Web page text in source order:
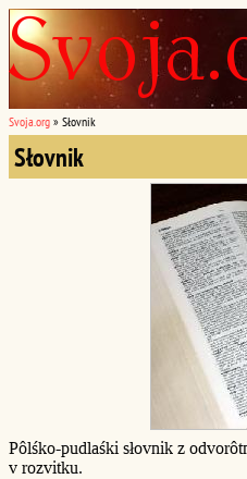
Svoja.org » Słovnik
Słovnik
Pôlśko-pudlaśki słovnik z
v rozvitku.